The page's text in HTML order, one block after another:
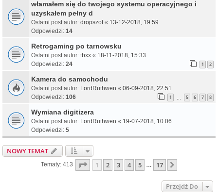
włamałem się do twojego systemu operacyjnego i
uzyskałem pełny d
Ostatni post autor: dropszot« 13-12-2018, 19:59
Odpowiedzi: 14
Retrogaming po tarnowsku
Ostatni post autor: tbxx « 18-11-2018, 15:33
Odpowiedzi: 24 1 2
Kamera do samochodu
Ostatni post autor: LordRuthwen « 06-09-2018, 22:51
Odpowiedzi: 106 1 5 6 7 8
Wymiana digitizera
Ostatni post autor: LordRuthwen « 19-07-2018, 10:06
Odpowiedzi: 5
NOWY TEMAT
Tematy: 413 Strona Z17
1 2 3 4 5 … 17
Przejdź Do